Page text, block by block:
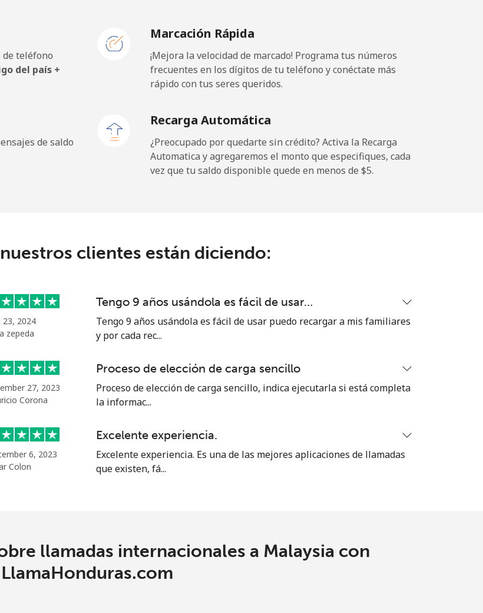
17 min por ⁦$10⁩
665 min por ⁦$10⁩
18 min por ⁦$10⁩
17 min por ⁦$10⁩
95 min por ⁦$10⁩
30 min por ⁦$10⁩
de teléfono
del país +
Marcación Rápida
¡Mejora la velocidad de marcado! Programa tus números
frecuentes en los dígitos de tu teléfono y conéctate más
rápido con tus seres queridos.
de saldo
Recarga Automática
¿Preocupado por quedarte sin crédito? Activa la Recarga
Automatica y agregaremos el monto que especifiques, cada
vez que tu saldo disponible quede en menos de ⁦$5⁩.
clientes están diciendo:
23, 2024
zepeda
Tengo 9 años usándola es fácil de usar…
Tengo 9 años usándola es fácil de usar puedo recargar a mis familiares
y por cada rec...
27, 2023
Corona
Proceso de elección de carga sencillo
Proceso de elección de carga sencillo, indica ejecutarla si está completa
la informac...
6, 2023
Colon
Excelente experiencia.
Excelente experiencia. Es una de las mejores aplicaciones de llamadas
que existen, fá...
llamadas internacionales a Malaysia con
LlamaHonduras.com